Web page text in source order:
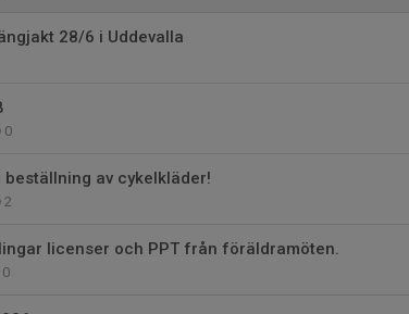
28/6 i Uddevalla
0
beställning av cykelkläder!
2
licenser och PPT från föräldramöten.
0